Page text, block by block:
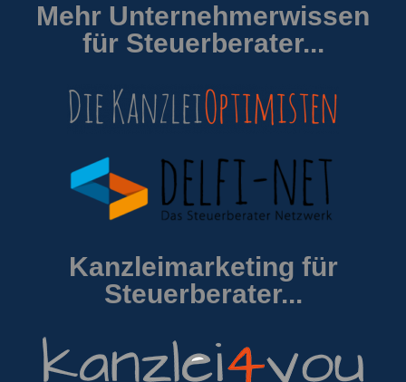
Mehr Unternehmerwissen
für Steuerberater...
Kanzleimarketing für
Steuerberater...